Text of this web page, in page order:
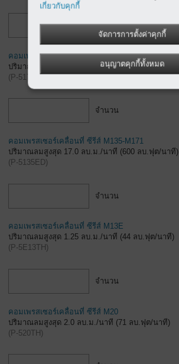
จำนวน
คอมเพรสเซอร์เคลื่อนที่ ซีรีส์ M13/M17
ปริมาณลมสูงสุด 1.60 ลบ.ม./นาที (57 ลบ.ฟุต/นาที)
(P-517ED)
จำนวน
คอมเพรสเซอร์เคลื่อนที่ ซีรีส์ M135-M171
ปริมาณลมสูงสุด 17.0 ลบ.ม./นาที (600 ลบ.ฟุต/นาที)
(P-5135ED)
จำนวน
คอมเพรสเซอร์เคลื่อนที่ ซีรีส์ M13E
ปริมาณลมสูงสุด 1.25 ลบ.ม./นาที (44 ลบ.ฟุต/นาที)
(P-5E13TH )
จำนวน
คอมเพรสเซอร์เคลื่อนที่ ซีรีส์ M20
ปริมาณลมสูงสุด 2.0 ลบ.ม./นาที (71 ลบ.ฟุต/นาที)
(P-520TH )
เกี่ยวกับคุกกี้
จัดการการตั้งค่าคุกกี้
อนุญาตคุกกี้ทั้งหมด